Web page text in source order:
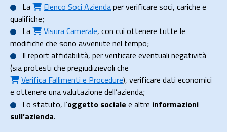
La
Elenco Soci Aziendaper verificare soci, cariche e
qualifiche;
La
Visura Camerale, con cui ottenere tutte le
modifiche che sono avvenute nel tempo;
Il report affidabilità, per verificare eventuali negatività
(sia protesti che pregiudizievoli che
Verifica Fallimenti e Procedure), verificare dati economici
e ottenere una valutazione dell’azienda;
Lo statuto, l’oggetto sociale e altre informazioni
sull’azienda.